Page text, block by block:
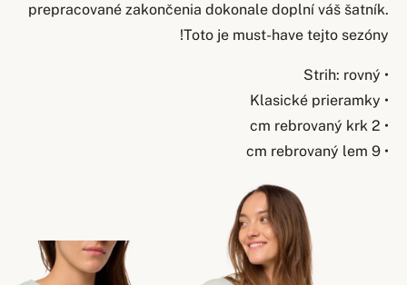
prepracované zakončenia dokonale doplní váš šatník.
Toto je must-have tejto sezóny!
• Strih: rovný
• Klasické prieramky
• 2 cm rebrovaný krk
• 9 cm rebrovaný lem